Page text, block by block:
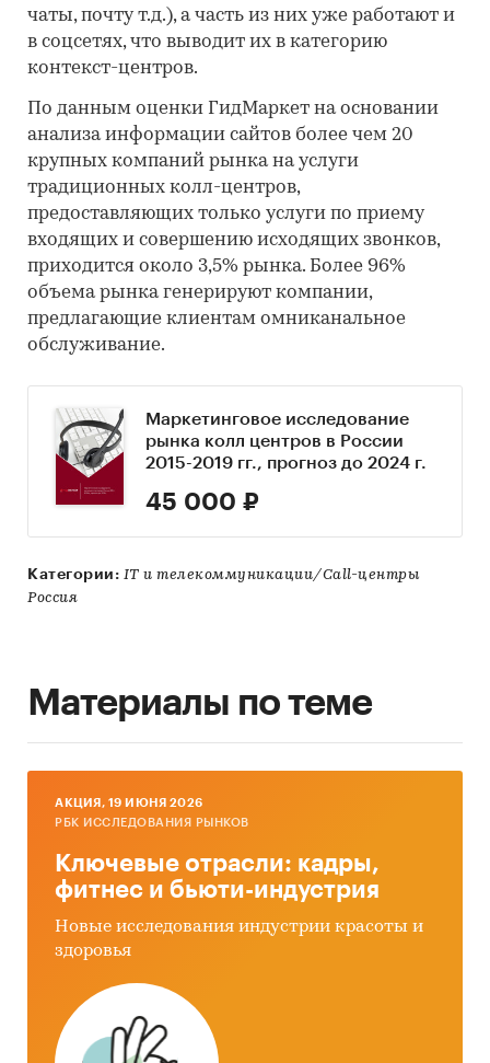
чаты, почту т.д.), а часть из них уже работают и
в соцсетях, что выводит их в категорию
контекст-центров.
По данным оценки ГидМаркет на основании
анализа информации сайтов более чем 20
крупных компаний рынка на услуги
традиционных колл-центров,
предоставляющих только услуги по приему
входящих и совершению исходящих звонков,
приходится около 3,5% рынка. Более 96%
объема рынка генерируют компании,
предлагающие клиентам омниканальное
обслуживание.
Маркетинговое исследование
рынка колл центров в России
2015-2019 гг., прогноз до 2024 г.
45 000 ₽
Категории: IT и телекоммуникации/Call-центры
Россия
Материалы по теме
AКЦИЯ, 19 ИЮНЯ 2026
РБК ИССЛЕДОВАНИЯ РЫНКОВ
Ключевые отрасли: кадры,
фитнес и бьюти-индустрия
Новые исследования индустрии красоты и
здоровья